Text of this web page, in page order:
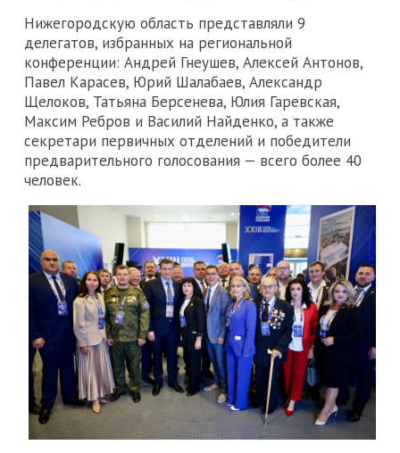
Нижегородскую область представляли 9
делегатов, избранных на региональной
конференции: Андрей Гнеушев, Алексей Антонов,
Павел Карасев, Юрий Шалабаев, Александр
Щелоков, Татьяна Берсенева, Юлия Гаревская,
Максим Ребров и Василий Найденко, а также
секретари первичных отделений и победители
предварительного голосования — всего более 40
человек.